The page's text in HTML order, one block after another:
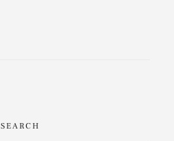
SEARCH